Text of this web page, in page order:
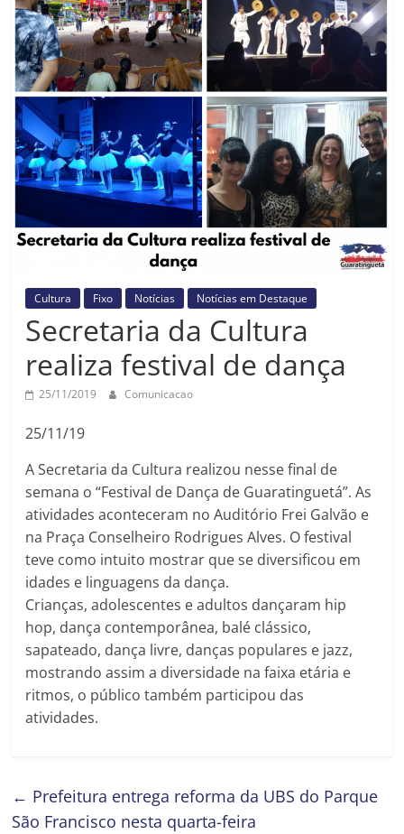
Prefeitura
Estância
Turística
Guaratinguetá
Cultura Fixo Notícias Notícias em Destaque
Secretaria da Cultura
realiza festival de dança
25/11/2019 Comunicacao
25/11/19
A Secretaria da Cultura realizou nesse final de
semana o “Festival de Dança de Guaratinguetá”. As
atividades aconteceram no Auditório Frei Galvão e
na Praça Conselheiro Rodrigues Alves. O festival
teve como intuito mostrar que se diversificou em
idades e linguagens da dança.
Crianças, adolescentes e adultos dançaram hip
hop, dança contemporânea, balé clássico,
sapateado, dança livre, danças populares e jazz,
mostrando assim a diversidade na faixa etária e
ritmos, o público também participou das
atividades.
← Prefeitura entrega reforma da UBS do Parque
São Francisco nesta quarta-feira